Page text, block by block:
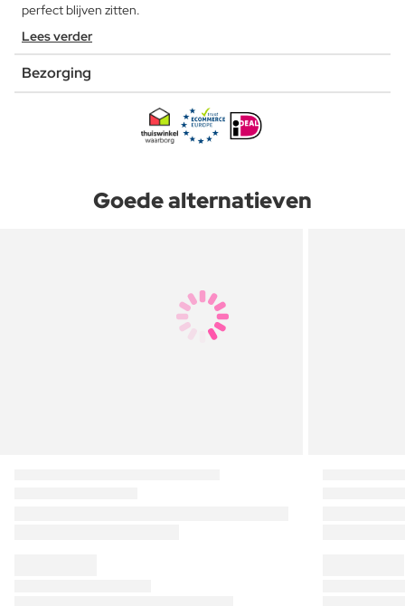
perfect blijven zitten.
Lees verder
Bezorging
Goede alternatieven